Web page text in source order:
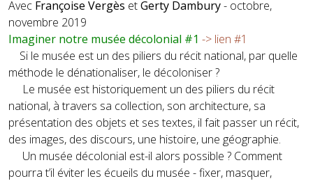
Avec Françoise Vergès etGerty Dambury- octobre,
novembre 2019
Imaginer notre musée décolonial #1 -> lien #1
Si le musée est un des piliers du récit national, par quelle
méthode le dénationaliser, le décoloniser ?
Le musée est historiquement un des piliers du récit
national, à travers sa collection, son architecture, sa
présentation des objets et ses textes, il fait passer un récit,
des images, des discours, une histoire, une géographie.
Un musée décolonial est-il alors possible ? Comment
pourra t’il éviter les écueils du musée - fixer, masquer,